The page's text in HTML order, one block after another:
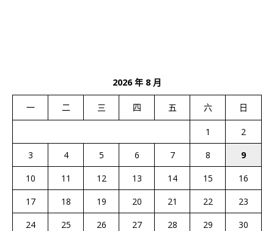
2026 年 8 月
一 二 三 四 五 六 日
1
2
3
4 5 6 7 8
9
10
11 12 13 14 15
16
17
18 19 20 21 22
23
24
25 26 27 28 29
30